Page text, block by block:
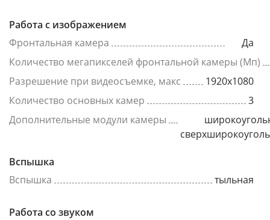
Работа с изображением
Фронтальная камера
Да
Количество мегапикселей фронтальной камеры (Мп)
Разрешение при видеосъемке, макс
1920x1080
Количество основных камер
3
Дополнительные модули камеры
Вспышка
Вспышка
тыльная
Работа со звуком